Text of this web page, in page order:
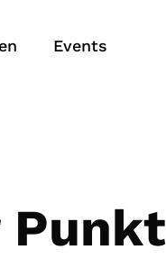
Events
Punkt